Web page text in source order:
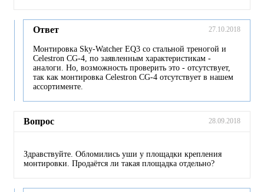
Ответ 27.10.2018
Монтировка Sky-Watcher EQ3 со стальной треногой и
Celestron CG-4, по заявленным характеристикам -
аналоги. Но, возможность проверить это - отсутствует,
так как монтировка Celestron CG-4 отсутствует в нашем
ассортименте.
Вопрос 28.09.2018
Здравствуйте. Обломились уши у площадки крепления
монтировки. Продаётся ли такая площадка отдельно?